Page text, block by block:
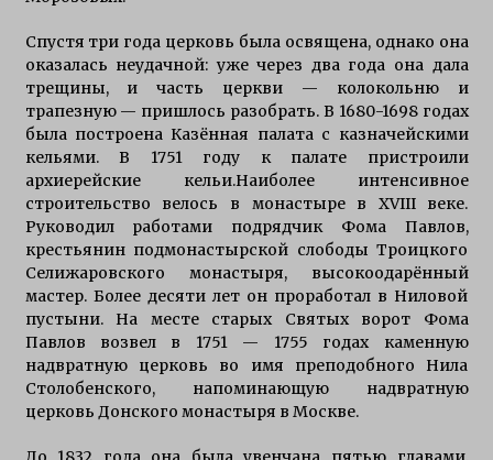
Спустя три года церковь была освящена, однако она
оказалась неудачной: уже через два года она дала
трещины, и часть церкви — колокольню и
трапезную — пришлось разобрать. В 1680-1698 годах
была построена Казённая палата с казначейскими
кельями. В 1751 году к палате пристроили
архиерейские кельи.Наиболее интенсивное
строительство велось в монастыре в XVIII веке.
Руководил работами подрядчик Фома Павлов,
крестьянин подмонастырской слободы Троицкого
Селижаровского монастыря, высокоодарённый
мастер. Более десяти лет он проработал в Ниловой
пустыни. На месте старых Святых ворот Фома
Павлов возвел в 1751 — 1755 годах каменную
надвратную церковь во имя преподобного Нила
Столобенского, напоминающую надвратную
церковь Донского монастыря в Москве.